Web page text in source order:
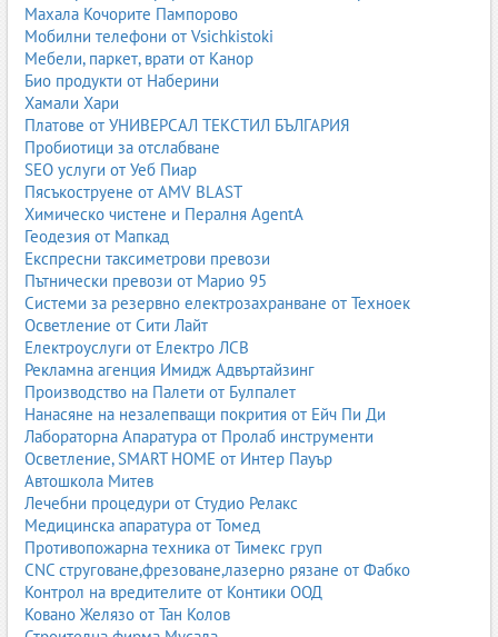
Вишки и автовишки Монтана
Вишки и автовишки Сливен
Вишки и автовишки Ямбол
Всички фирми за вишки и автовишки в България
Виж всички фирми
Махала Кочорите Пампорово
Мобилни телефони от Vsichkistoki
Мебели, паркет, врати от Канор
Био продукти от Наберини
Хамали Хари
Платове от УНИВЕРСАЛ ТЕКСТИЛ БЪЛГАРИЯ
Пробиотици за отслабване
SEO услуги от Уеб Пиар
Пясъкоструене от AMV BLAST
Химическо чистене и Пералня AgentA
Геодезия от Мапкад
Експресни таксиметрови превози
Пътнически превози от Марио 95
Системи за резервно електрозахранване от Техноек
Осветление от Сити Лайт
Електроуслуги от Електро ЛСВ
Рекламна агенция Имидж Адвъртайзинг
Производство на Палети от Булпалет
Нанасяне на незалепващи покрития от Ейч Пи Ди
Лабораторна Апаратура от Пролаб инструменти
Осветление, SMART HOME от Интер Пауър
Автошкола Митев
Лечебни процедури от Студио Релакс
Медицинска апаратура от Томед
Противопожарна техника от Тимекс груп
CNC струговане,фрезоване,лазерно рязане от Фабко
Контрол на вредителите от Контики ООД
Ковано Желязо от Тан Колов